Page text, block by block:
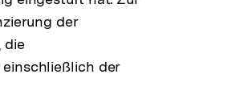
der
die
der